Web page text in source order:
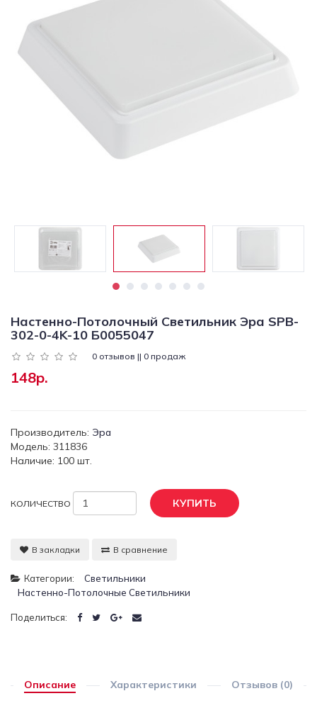
Светильники
Светодиодная
подсветка
Уличные
светильники
Настенно-Потолочный Светильник Эра SPB-
302-0-4K-10 Б0055047
0 отзывов || 0 продаж
148р.
Производитель: Эра
Модель: 311836
Наличие: 100 шт.
КОЛИЧЕСТВО КУПИТЬ
В закладки В сравнение
Категории:
Светильники
Настенно-Потолочные Светильники
Поделиться:
Описание Характеристики Отзывов (0)